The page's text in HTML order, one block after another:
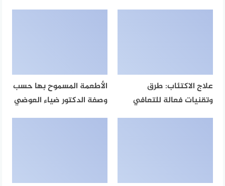
علاج الاكتئاب: طرق
وتقنيات فعالة للتعافي
الأطعمة المسموح بها حسب
وصفة الدكتور ضياء العوضي